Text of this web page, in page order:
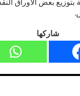
بتوزيع بعض الأوراق
شاركها